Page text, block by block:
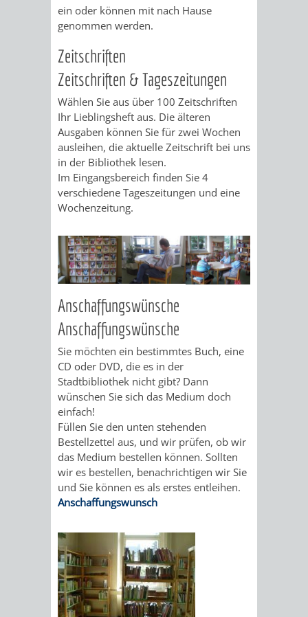
GENEHMIGUNGSVERFAHREN
TAG
OFFENEN
DENKMALS
AUFSTELLUNGSVERFAHREN
GESTALTUNGSSATZUNGEN
WEITERE
STÄDTEBAULICHE
PROJEKTE
WOHNBEBAUUNG
DER
WEINBERGSTRASSE
KLIMASCHUTZ
EUROPEAN
ENERGY
AWARD
KLIMASCHUTZ-
FÖRDERPROGRAMME
ENERGIEBERATUNG
STADTRADELN
ELEKTROMOBILITÄTSBERATUNG
KLIMAFITKOMMUNALE
WÄRMEPLANUNG
GEFÖRDERTE
KLIMASCHUTZMASSNAHMEN
KLIMASCHUTZKONZEPT
STÄDTISCHES
ENERGIEMANAGEMENT
UMWELTSCHUTZ
AKTION
GEGEN
SCHOTTERGÄRTEN
ÖKOLOGISCHE
SANIERUNG/WAIDSEE
ABFALL
&
ALTLASTEN
FAIRTRADE
KLEIDERTAUSCHBÖRSE
ein oder können mit nach Hause
genommen werden.
Zeitschriften
Zeitschriften & Tageszeitungen
Wählen Sie aus über 100 Zeitschriften
Ihr Lieblingsheft aus. Die älteren
Ausgaben können Sie für zwei Wochen
ausleihen, die aktuelle Zeitschrift bei uns
in der Bibliothek lesen.
Im Eingangsbereich finden Sie 4
verschiedene Tageszeitungen und eine
Wochenzeitung.
Anschaffungswünsche
Anschaffungswünsche
Sie möchten ein bestimmtes Buch, eine
CD oder DVD, die es in der
Stadtbibliothek nicht gibt? Dann
wünschen Sie sich das Medium doch
einfach!
Füllen Sie den unten stehenden
Bestellzettel aus, und wir prüfen, ob wir
das Medium bestellen können. Sollten
wir es bestellen, benachrichtigen wir Sie
und Sie können es als erstes entleihen.
Anschaffungswunsch